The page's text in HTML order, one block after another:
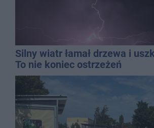
Silny wiatr łamał drzewa i
To nie koniec ostrzeżeń